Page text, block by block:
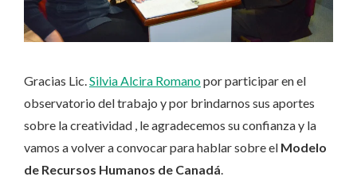
Gracias Lic. Silvia Alcira Romanopor participar en el
observatorio del trabajo y por brindarnos sus aportes
sobre la creatividad , le agradecemos su confianza y la
vamos a volver a convocar para hablar sobre el Modelo
de Recursos Humanos de Canadá